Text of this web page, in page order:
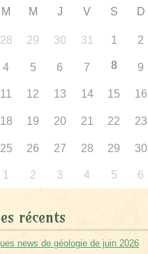
M M J V S D
28 29 30 31 1 2
4 5 6 7 8 9
11 12 13 14 15 16
18 19 20 21 22 23
25 26 27 28 29 30
1 2 3 4 5 6
récents
news de géologie de juin 2026